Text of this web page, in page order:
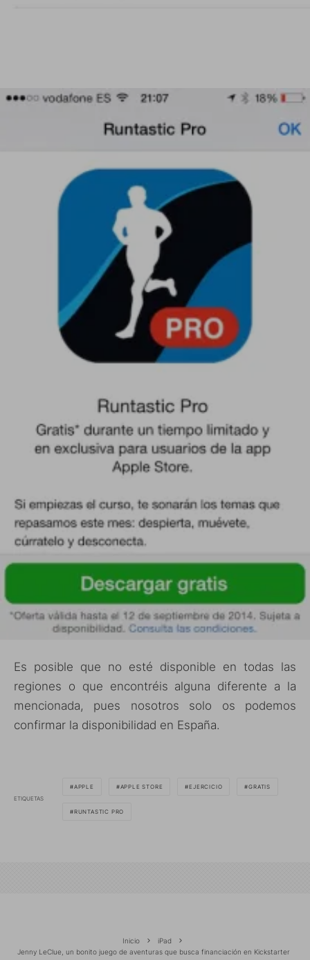
Es posible que no esté disponible en todas las
regiones o que encontréis alguna diferente a la
mencionada, pues nosotros solo os podemos
confirmar la disponibilidad en España.
ETIQUETAS
APPLE APPLE STORE EJERCICIO GRATIS
RUNTASTIC PRO
Inicio
iPad
Jenny LeClue, un bonito juego de aventuras que busca financiación en Kickstarter